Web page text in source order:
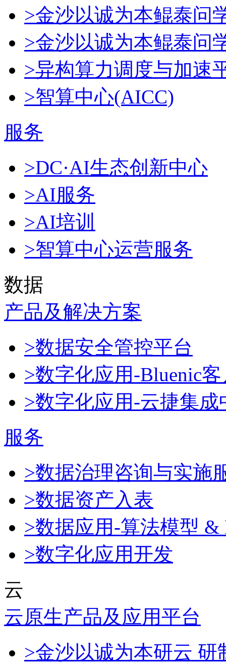
>金沙以诚为本鲲泰问
>金沙以诚为本鲲泰问
>异构算力调度与加速
>智算中心(AICC)
服务
>DC·AI生态创新中心
>AI服务
>AI培训
>智算中心运营服务
数据
产品及解决方案
>数据安全管控平台
>数字化应用-Bluenic
>数字化应用-云捷集成
服务
>数据治理咨询与实施
>数据资产入表
>数据应用-算法模型 &
>数字化应用开发
云
云原生产品及应用平台
>金沙以诚为本研云